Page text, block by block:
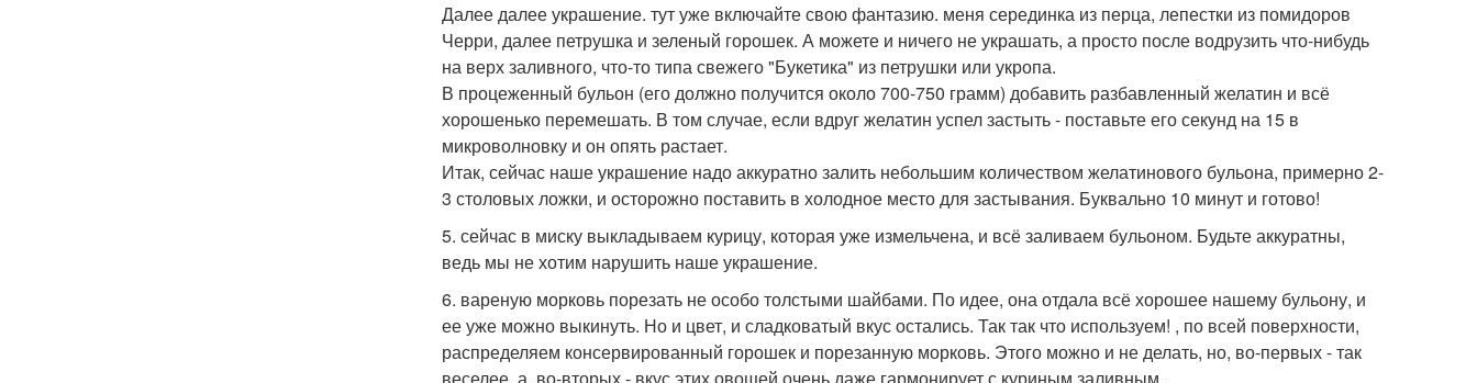
Далее далее украшение. тут уже включайте свою фантазию. меня серединка из перца, лепестки из помидоров
Черри, далее петрушка и зеленый горошек. А можете и ничего не украшать, а просто после водрузить что-нибудь
на верх заливного, что-то типа свежего "Букетика" из петрушки или укропа.
В процеженный бульон (его должно получится около 700-750 грамм) добавить разбавленный желатин и всё
хорошенько перемешать. В том случае, если вдруг желатин успел застыть - поставьте его секунд на 15 в
микроволновку и он опять растает.
Итак, сейчас наше украшение надо аккуратно залить небольшим количеством желатинового бульона, примерно 2-
3 столовых ложки, и осторожно поставить в холодное место для застывания. Буквально 10 минут и готово!
5. сейчас в миску выкладываем курицу, которая уже измельчена, и всё заливаем бульоном. Будьте аккуратны,
ведь мы не хотим нарушить наше украшение.
6. вареную морковь порезать не особо толстыми шайбами. По идее, она отдала всё хорошее нашему бульону, и
ее уже можно выкинуть. Но и цвет, и сладковатый вкус остались. Так так что используем! , по всей поверхности,
распределяем консервированный горошек и порезанную морковь. Этого можно и не делать, но, во-первых - так